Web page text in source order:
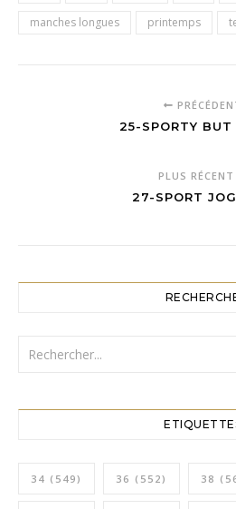
manches longues
printemps
25-SPORTY BUT
PLUS RÉCENT
27-SPORT
34 (549) 36 (552) 38